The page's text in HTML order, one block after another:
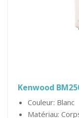
Kenwood
Couleur: Blanc
Matériau: